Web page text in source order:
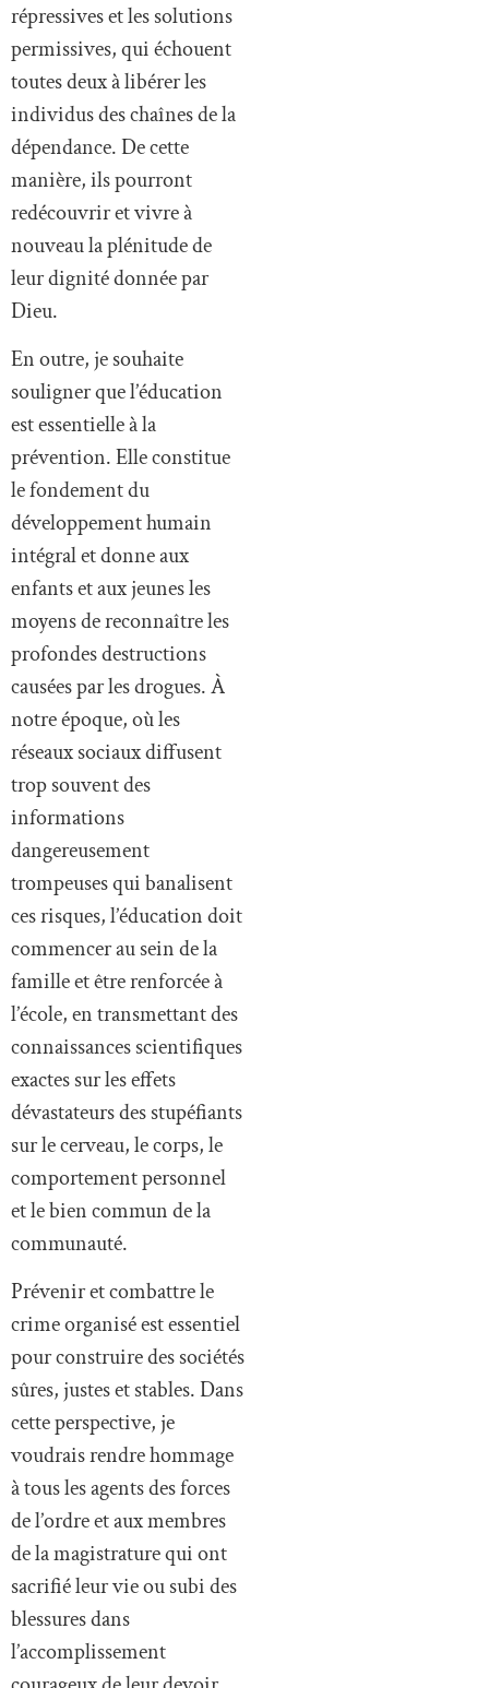
répressives et les solutions
permissives, qui échouent
toutes deux à libérer les
individus des chaînes de la
dépendance. De cette
manière, ils pourront
redécouvrir et vivre à
nouveau la plénitude de
leur dignité donnée par
Dieu.
En outre, je souhaite
souligner que l’éducation
est essentielle à la
prévention. Elle constitue
le fondement du
développement humain
intégral et donne aux
enfants et aux jeunes les
moyens de reconnaître les
profondes destructions
causées par les drogues. À
notre époque, où les
réseaux sociaux diffusent
trop souvent des
informations
dangereusement
trompeuses qui banalisent
ces risques, l’éducation doit
commencer au sein de la
famille et être renforcée à
l’école, en transmettant des
connaissances scientifiques
exactes sur les effets
dévastateurs des stupéfiants
sur le cerveau, le corps, le
comportement personnel
et le bien commun de la
communauté.
Prévenir et combattre le
crime organisé est essentiel
pour construire des sociétés
sûres, justes et stables. Dans
cette perspective, je
voudrais rendre hommage
à tous les agents des forces
de l’ordre et aux membres
de la magistrature qui ont
sacrifié leur vie ou subi des
blessures dans
l’accomplissement